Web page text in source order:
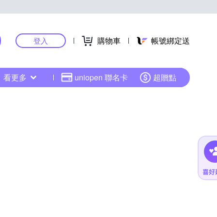
登入 購物車 帳號綁定送
看更多 uniopen 聯名卡 超贈點